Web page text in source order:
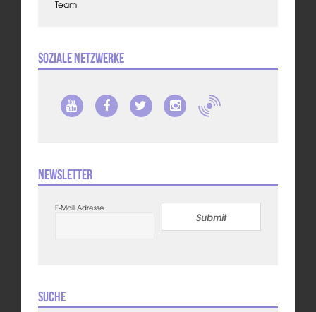
Team
Soziale Netzwerke
Newsletter
E-Mail Adresse
Submit
Suche